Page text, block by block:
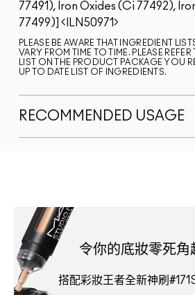
77491), Iron Oxides (Ci 77492),
77499)]
ILN50971
PLEASE BE AWARE THAT INGREDIENT
VARY FROM TIME TO TIME. PLEASE REFER
LIST ON THE PRODUCT PACKAGE YOU
UP TO DATE LIST OF INGREDIENTS.
RECOMMENDED USAGE
令你的底妝零死角
搭配彩妝王者全新神刷